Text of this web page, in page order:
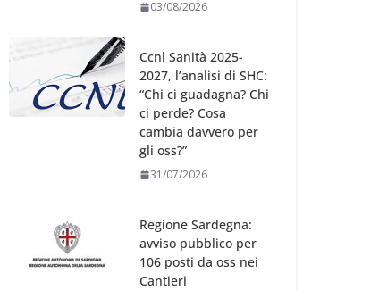
03/08/2026
Ccnl Sanità 2025-
2027, l’analisi di SHC:
“Chi ci guadagna? Chi
ci perde? Cosa
cambia davvero per
gli oss?”
31/07/2026
Regione Sardegna:
avviso pubblico per
106 posti da oss nei
Cantieri